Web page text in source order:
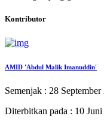
Kontributor
AMID 'Abdul Malik Imanuddin'
Semenjak : 28 September
Diterbitkan pada : 10